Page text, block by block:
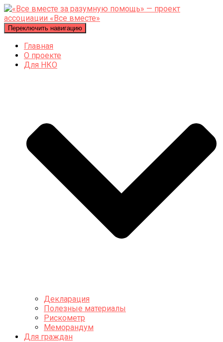
Переключить навигацию
Главная
О проекте
Для НКО
Декларация
Полезные материалы
Рискометр
Меморандум
Для граждан